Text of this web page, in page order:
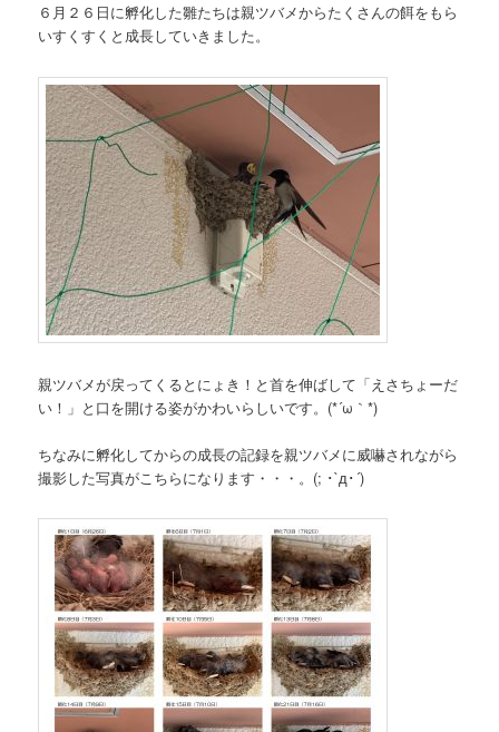
６月２６日に孵化した雛たちは親ツバメからたくさんの餌をもら
いすくすくと成長していきました。
親ツバメが戻ってくるとにょき！と首を伸ばして「えさちょーだ
い！」と口を開ける姿がかわいらしいです。(*´ω｀*)
ちなみに孵化してからの成長の記録を親ツバメに威嚇されながら
撮影した写真がこちらになります・・・。(; ･`д･´)